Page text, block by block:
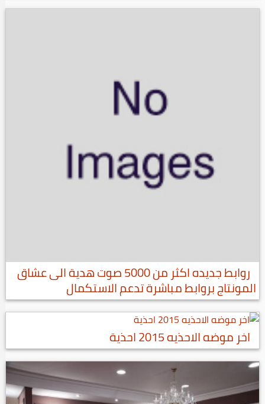
روابط جديده اكثر من 5000 صوت هدية الى عشاق
المونتاج بروابط مباشرة تدعم الاستكمال
اخر موضه الاحذيه 2015 احذية